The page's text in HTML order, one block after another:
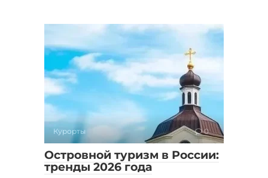
Курорты 0
Островной туризм в России:
тренды 2026 года